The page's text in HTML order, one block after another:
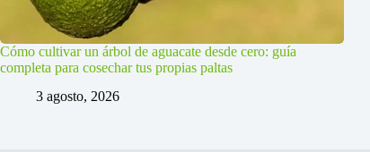
Cómo cultivar un árbol de aguacate desde cero: guía
completa para cosechar tus propias paltas
3 agosto, 2026